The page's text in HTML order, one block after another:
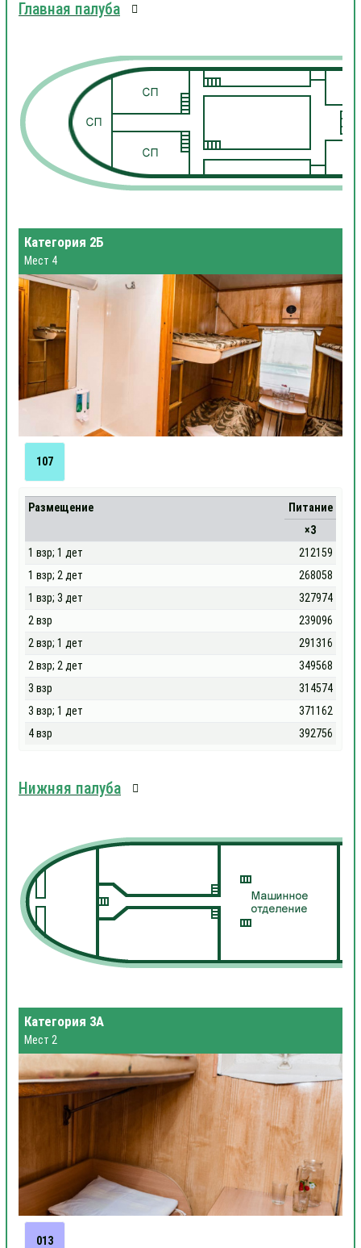
Главная палуба
Категория 2Б
Мест 4
107
Размещение
Питание
×3
1 взр; 1 дет
212159
1 взр; 2 дет
268058
1 взр; 3 дет
327974
2 взр
239096
2 взр; 1 дет
291316
2 взр; 2 дет
349568
3 взр
314574
3 взр; 1 дет
371162
4 взр
392756
Нижняя палуба
Категория 3А
Мест 2
013